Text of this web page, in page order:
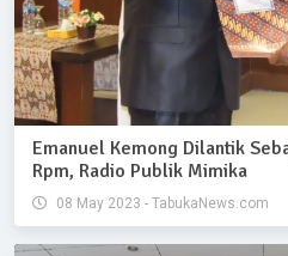
Emanuel Kemong Dilantik
Rpm, Radio Publik Mimika
08 May 2023 - TabukaNews.com